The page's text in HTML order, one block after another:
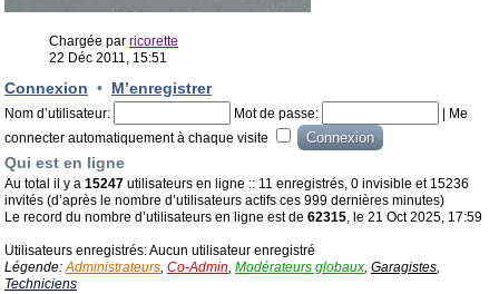
Chargée par ricorette
22 Déc 2011, 15:51
Connexion • M’enregistrer
Nom d’utilisateur: Mot de passe:
Me
connecter automatiquement à chaque visite
Qui est en ligne
Au total il y a 15247 utilisateurs en ligne :: 11 enregistrés, 0 invisible et 15236
invités (d’après le nombre d’utilisateurs actifs ces 999 dernières minutes)
Le record du nombre d’utilisateurs en ligne est de 62315, le 21 Oct 2025, 17:59
Utilisateurs enregistrés: Aucun utilisateur enregistré
Légende:Administrateurs, Co-Admin, Modérateurs globaux, Garagistes,
Techniciens